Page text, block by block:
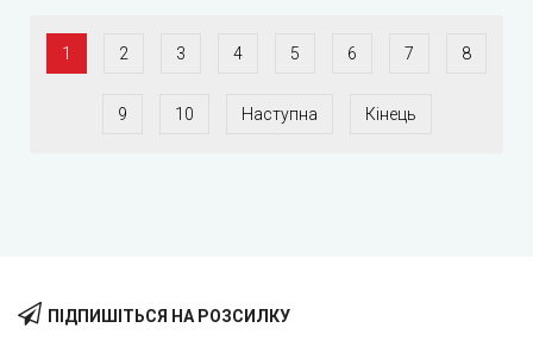
1 2 3 4 5 6 7 8
9 10 Наступна Кінець
ПІДПИШІТЬСЯ НА РОЗСИЛКУ